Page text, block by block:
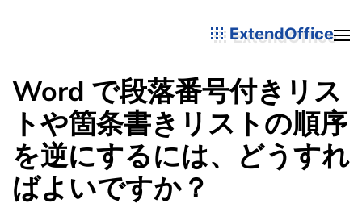
ExtendOffice
Word で段落番号付きリス
トや箇条書きリストの順序
を逆にするには、どうすれ
ばよいですか？